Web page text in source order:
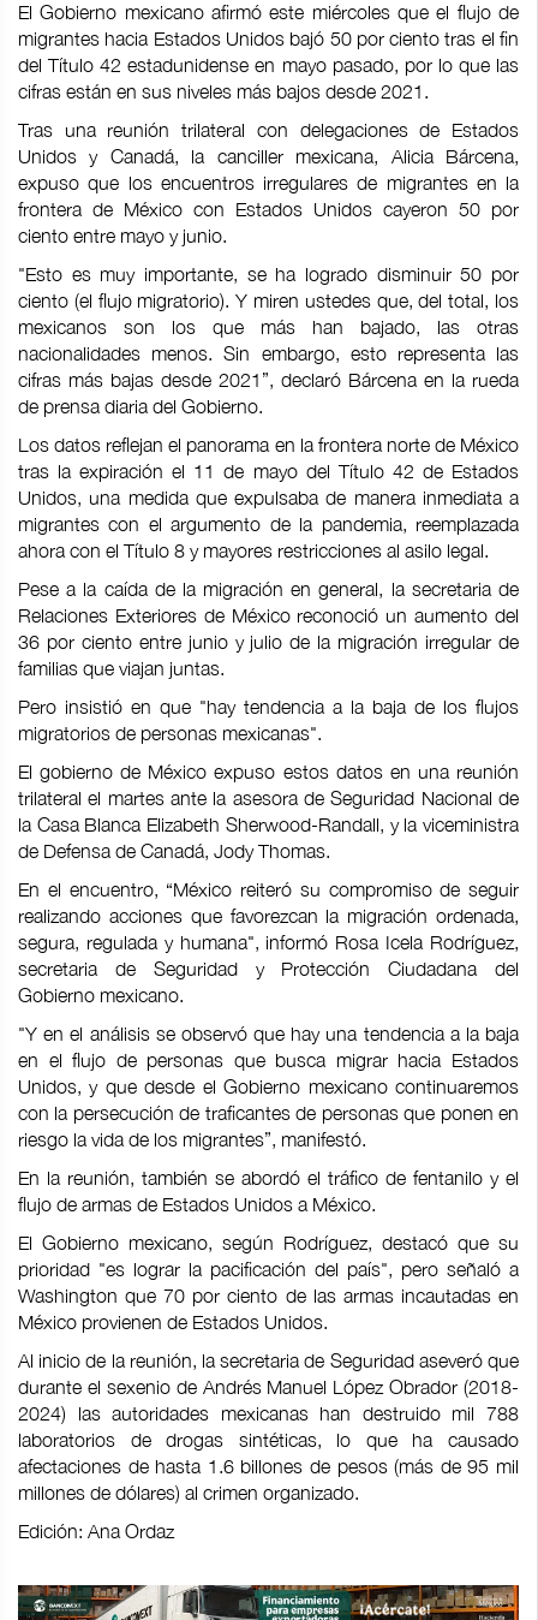
El Gobierno mexicano afirmó este miércoles que el flujo de
migrantes hacia Estados Unidos bajó 50 por ciento tras el fin
del Título 42 estadunidense en mayo pasado, por lo que las
cifras están en sus niveles más bajos desde 2021.
Tras una reunión trilateral con delegaciones de Estados
Unidos y Canadá, la canciller mexicana, Alicia Bárcena,
expuso que los encuentros irregulares de migrantes en la
frontera de México con Estados Unidos cayeron 50 por
ciento entre mayo y junio.
"Esto es muy importante, se ha logrado disminuir 50 por
ciento (el flujo migratorio). Y miren ustedes que, del total, los
mexicanos son los que más han bajado, las otras
nacionalidades menos. Sin embargo, esto representa las
cifras más bajas desde 2021”, declaró Bárcena en la rueda
de prensa diaria del Gobierno.
Los datos reflejan el panorama en la frontera norte de México
tras la expiración el 11 de mayo del Título 42 de Estados
Unidos, una medida que expulsaba de manera inmediata a
migrantes con el argumento de la pandemia, reemplazada
ahora con el Título 8 y mayores restricciones al asilo legal.
Pese a la caída de la migración en general, la secretaria de
Relaciones Exteriores de México reconoció un aumento del
36 por ciento entre junio y julio de la migración irregular de
familias que viajan juntas.
Pero insistió en que "hay tendencia a la baja de los flujos
migratorios de personas mexicanas".
El gobierno de México expuso estos datos en una reunión
trilateral el martes ante la asesora de Seguridad Nacional de
la Casa Blanca Elizabeth Sherwood-Randall, y la viceministra
de Defensa de Canadá, Jody Thomas.
En el encuentro, “México reiteró su compromiso de seguir
realizando acciones que favorezcan la migración ordenada,
segura, regulada y humana", informó Rosa Icela Rodríguez,
secretaria de Seguridad y Protección Ciudadana del
Gobierno mexicano.
"Y en el análisis se observó que hay una tendencia a la baja
en el flujo de personas que busca migrar hacia Estados
Unidos, y que desde el Gobierno mexicano continuaremos
con la persecución de traficantes de personas que ponen en
riesgo la vida de los migrantes”, manifestó.
En la reunión, también se abordó el tráfico de fentanilo y el
flujo de armas de Estados Unidos a México.
El Gobierno mexicano, según Rodríguez, destacó que su
prioridad "es lograr la pacificación del país", pero señaló a
Washington que 70 por ciento de las armas incautadas en
México provienen de Estados Unidos.
Al inicio de la reunión, la secretaria de Seguridad aseveró que
durante el sexenio de Andrés Manuel López Obrador (2018-
2024) las autoridades mexicanas han destruido mil 788
laboratorios de drogas sintéticas, lo que ha causado
afectaciones de hasta 1.6 billones de pesos (más de 95 mil
millones de dólares) al crimen organizado.
Edición: Ana Ordaz